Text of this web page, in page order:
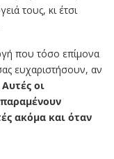
τους, κι έτσι
που τόσο επίμονα
ευχαριστήσουν, αν
Αυτές οι
ακόμα και όταν